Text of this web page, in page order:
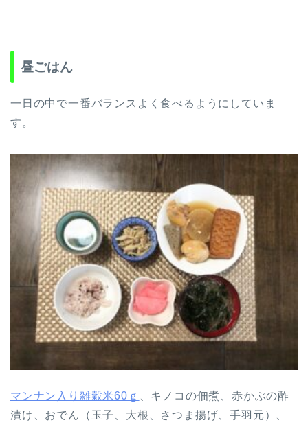
昼ごはん
一日の中で一番バランスよく食べるようにしていま
す。
マンナン入り雑穀米60ｇ
、キノコの佃煮、赤かぶの酢
漬け、おでん（玉子、大根、さつま揚げ、手羽元）、